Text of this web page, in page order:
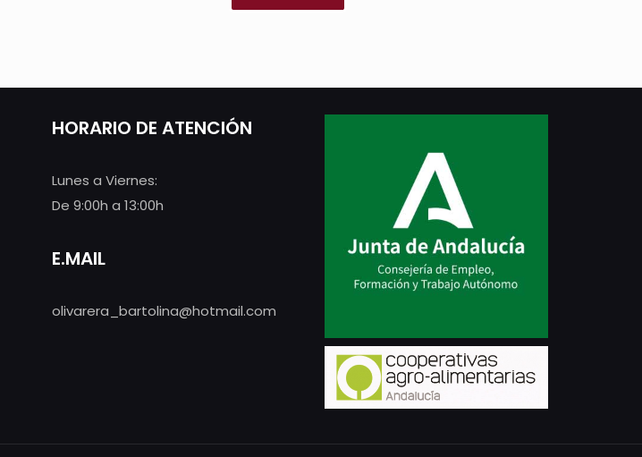
HORARIO DE ATENCIÓN
Lunes a Viernes:
De 9:00h a 13:00h
E.MAIL
olivarera_bartolina@hotmail.com